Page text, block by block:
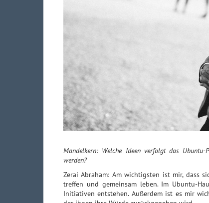
Mandelkern: Welche Ideen verfolgt das
werden?
Zerai Abraham: Am wichtigsten ist mir, dass
treffen und gemeinsam leben. Im Ubuntu-
Initiativen entstehen. Außerdem ist es mir